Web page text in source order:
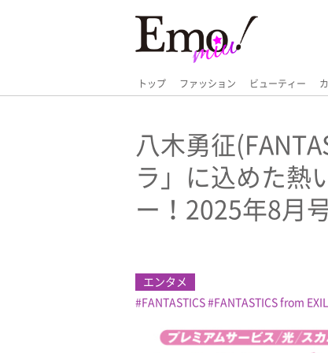
トップ ファッション ビューティー
八木勇征
ラ」に込めた熱
ー！2025年8月
エンタメ
FANTASTICS FANTASTICS from